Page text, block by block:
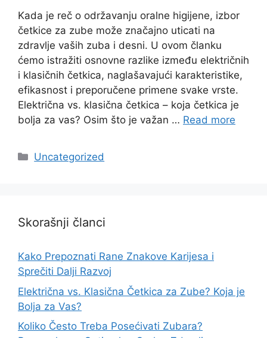
Kada je reč o održavanju oralne higijene, izbor
četkice za zube može značajno uticati na
zdravlje vaših zuba i desni. U ovom članku
ćemo istražiti osnovne razlike između električnih
i klasičnih četkica, naglašavajući karakteristike,
efikasnost i preporučene primene svake vrste.
Električna vs. klasična četkica – koja četkica je
bolja za vas? Osim što je važan … Read more
Categories
Uncategorized
Skorašnji članci
Kako Prepoznati Rane Znakove Karijesa i
Sprečiti Dalji Razvoj
Električna vs. Klasična Četkica za Zube? Koja je
Bolja za Vas?
Koliko Često Treba Posećivati Zubara?